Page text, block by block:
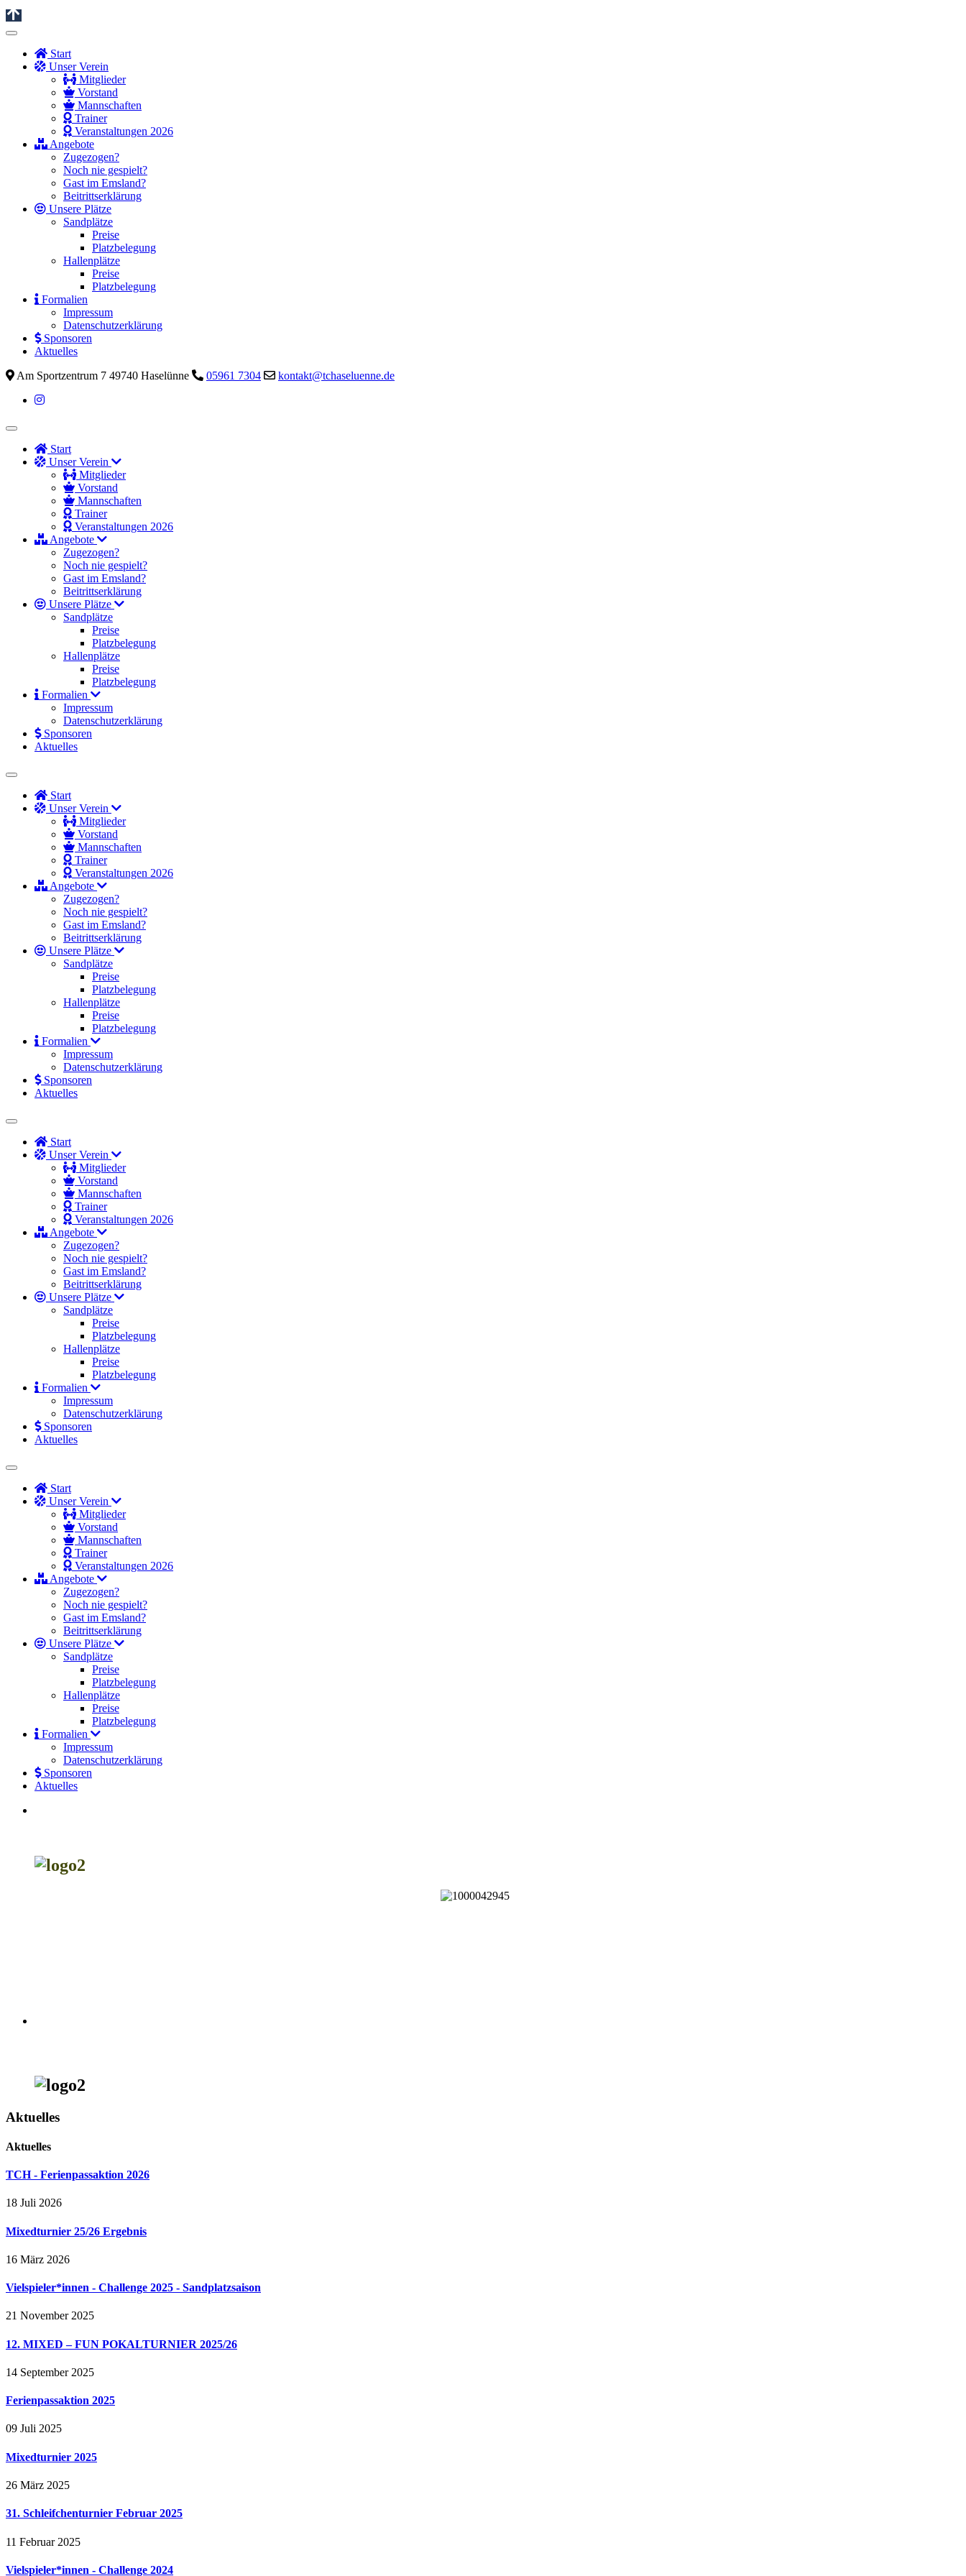
Start
Unser Verein
Mitglieder
Vorstand
Mannschaften
Trainer
Veranstaltungen 2026
Angebote
Zugezogen?
Noch nie gespielt?
Gast im Emsland?
Beitrittserklärung
Unsere Plätze
Sandplätze
Preise
Platzbelegung
Hallenplätze
Preise
Platzbelegung
Formalien
Impressum
Datenschutzerklärung
Sponsoren
Aktuelles
Am Sportzentrum 7 49740 Haselünne
05961 7304 kontakt@tchaseluenne.de
Start
Unser Verein
Mitglieder
Vorstand
Mannschaften
Trainer
Veranstaltungen 2026
Angebote
Zugezogen?
Noch nie gespielt?
Gast im Emsland?
Beitrittserklärung
Unsere Plätze
Sandplätze
Preise
Platzbelegung
Hallenplätze
Preise
Platzbelegung
Formalien
Impressum
Datenschutzerklärung
Sponsoren
Aktuelles
Start
Unser Verein
Mitglieder
Vorstand
Mannschaften
Trainer
Veranstaltungen 2026
Angebote
Zugezogen?
Noch nie gespielt?
Gast im Emsland?
Beitrittserklärung
Unsere Plätze
Sandplätze
Preise
Platzbelegung
Hallenplätze
Preise
Platzbelegung
Formalien
Impressum
Datenschutzerklärung
Sponsoren
Aktuelles
Start
Unser Verein
Mitglieder
Vorstand
Mannschaften
Trainer
Veranstaltungen 2026
Angebote
Zugezogen?
Noch nie gespielt?
Gast im Emsland?
Beitrittserklärung
Unsere Plätze
Sandplätze
Preise
Platzbelegung
Hallenplätze
Preise
Platzbelegung
Formalien
Impressum
Datenschutzerklärung
Sponsoren
Aktuelles
Start
Unser Verein
Mitglieder
Vorstand
Mannschaften
Trainer
Veranstaltungen 2026
Angebote
Zugezogen?
Noch nie gespielt?
Gast im Emsland?
Beitrittserklärung
Unsere Plätze
Sandplätze
Preise
Platzbelegung
Hallenplätze
Preise
Platzbelegung
Formalien
Impressum
Datenschutzerklärung
Sponsoren
Aktuelles
Aktuelles
Aktuelles
TCH - Ferienpassaktion 2026
18 Juli 2026
Mixedturnier 25/26 Ergebnis
16 März 2026
Vielspieler*innen - Challenge 2025 - Sandplatzsaison
21 November 2025
12. MIXED – FUN POKALTURNIER 2025/26
14 September 2025
Ferienpassaktion 2025
09 Juli 2025
Mixedturnier 2025
26 März 2025
31. Schleifchenturnier Februar 2025
11 Februar 2025
Vielspieler*innen - Challenge 2024